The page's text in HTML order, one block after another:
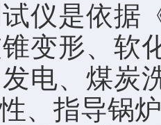
仪是依据
变形、软
电、煤炭
、指导锅